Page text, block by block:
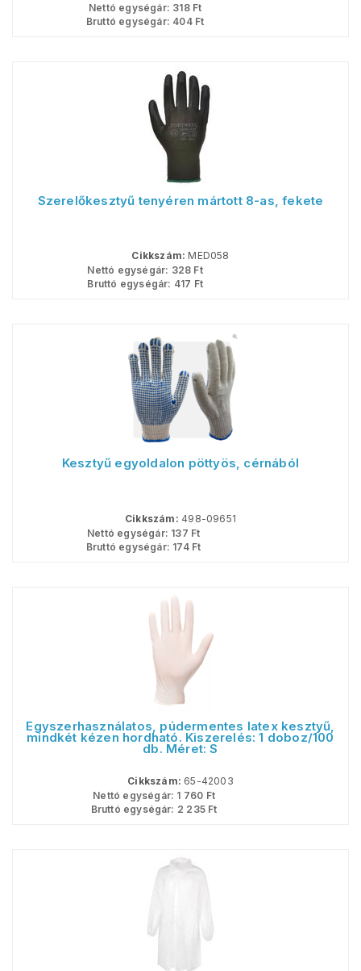
Nettó egységár: 318Ft
Bruttó egységár: 404Ft
Szerelőkesztyű tenyéren mártott 8-as, fekete
Cikkszám: MED058
Nettó egységár: 328 Ft
Bruttó egységár: 417 Ft
Kesztyű egyoldalon pöttyös, cérnából
Cikkszám: 498-09651
Nettó egységár: 137 Ft
Bruttó egységár: 174Ft
Egyszerhasználatos, púdermentes latex kesztyű,
mindkét kézen hordható. Kiszerelés: 1 doboz/100
db. Méret: S
Cikkszám: 65-42003
Nettó egységár: 1 760 Ft
Bruttó egységár: 2 235Ft